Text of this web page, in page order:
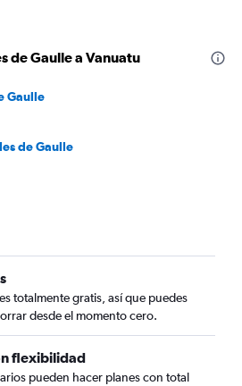
de Gaulle a Vanuatu
Gaulle
de Gaulle
totalmente gratis, así que puedes
desde el momento cero.
flexibilidad
pueden hacer planes con total